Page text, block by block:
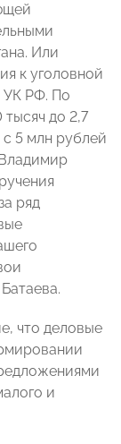
Или
к уголовной
УК РФ. По
до 2,7
5 млн рублей
ряд
что деловые
и